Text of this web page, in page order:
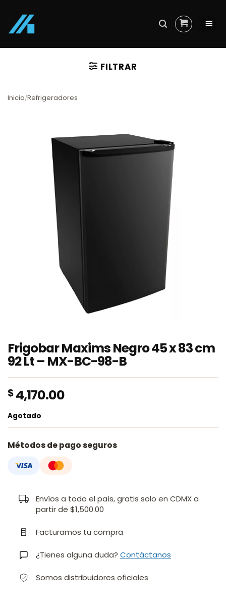
content
FILTRAR
Inicio/Refrigeradores
Frigobar Maxims Negro 45 x 83 cm
92 Lt – MX-BC-98-B
$4,170.00
Agotado
Métodos de pago seguros
Envíos a todo el país, gratis solo en CDMX a
partir de $1,500.00
Facturamos tu compra
¿Tienes alguna duda? Contáctanos
Somos distribuidores oficiales